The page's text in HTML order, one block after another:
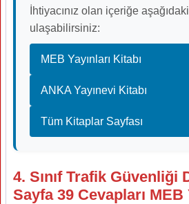
İhtiyacınız olan içeriğe
ulaşabilirsiniz:
MEB Yayınları Kitabı
ANKA Yayınevi Kitabı
Tüm Kitaplar Sayfası
4. Sınıf Trafik Güvenliği
Sayfa 39 Cevapları MEB